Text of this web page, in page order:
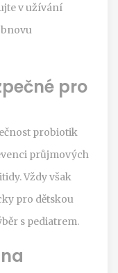
v užívání
pro
probiotik
průjmových
Vždy však
pro dětskou
s pediatrem.